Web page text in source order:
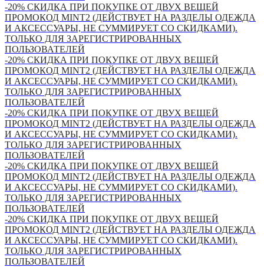
-20% СКИДКА ПРИ ПОКУПКЕ ОТ ДВУХ ВЕЩЕЙ
ПРОМОКОД MINT2 (ДЕЙСТВУЕТ НА РАЗДЕЛЫ ОДЕЖДА
И АКСЕССУАРЫ, НЕ СУММИРУЕТ СО СКИДКАМИ).
ТОЛЬКО ДЛЯ ЗАРЕГИСТРИРОВАННЫХ
ПОЛЬЗОВАТЕЛЕЙ
-20% СКИДКА ПРИ ПОКУПКЕ ОТ ДВУХ ВЕЩЕЙ
ПРОМОКОД MINT2 (ДЕЙСТВУЕТ НА РАЗДЕЛЫ ОДЕЖДА
И АКСЕССУАРЫ, НЕ СУММИРУЕТ СО СКИДКАМИ).
ТОЛЬКО ДЛЯ ЗАРЕГИСТРИРОВАННЫХ
ПОЛЬЗОВАТЕЛЕЙ
-20% СКИДКА ПРИ ПОКУПКЕ ОТ ДВУХ ВЕЩЕЙ
ПРОМОКОД MINT2 (ДЕЙСТВУЕТ НА РАЗДЕЛЫ ОДЕЖДА
И АКСЕССУАРЫ, НЕ СУММИРУЕТ СО СКИДКАМИ).
ТОЛЬКО ДЛЯ ЗАРЕГИСТРИРОВАННЫХ
ПОЛЬЗОВАТЕЛЕЙ
-20% СКИДКА ПРИ ПОКУПКЕ ОТ ДВУХ ВЕЩЕЙ
ПРОМОКОД MINT2 (ДЕЙСТВУЕТ НА РАЗДЕЛЫ ОДЕЖДА
И АКСЕССУАРЫ, НЕ СУММИРУЕТ СО СКИДКАМИ).
ТОЛЬКО ДЛЯ ЗАРЕГИСТРИРОВАННЫХ
ПОЛЬЗОВАТЕЛЕЙ
-20% СКИДКА ПРИ ПОКУПКЕ ОТ ДВУХ ВЕЩЕЙ
ПРОМОКОД MINT2 (ДЕЙСТВУЕТ НА РАЗДЕЛЫ ОДЕЖДА
И АКСЕССУАРЫ, НЕ СУММИРУЕТ СО СКИДКАМИ).
ТОЛЬКО ДЛЯ ЗАРЕГИСТРИРОВАННЫХ
ПОЛЬЗОВАТЕЛЕЙ